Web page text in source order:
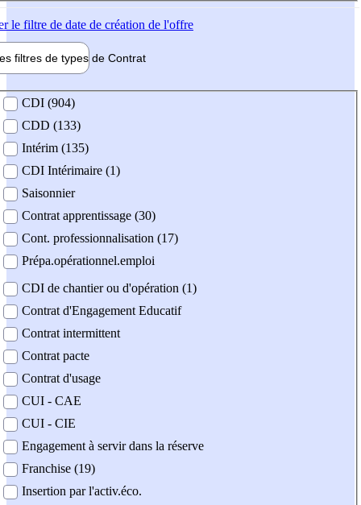
le filtre de date de création de l'offre
filtres de types de Contrat
contrat
CDI (904)
CDD (133)
Intérim (135)
CDI Intérimaire (1)
Saisonnier
Contrat apprentissage (30)
Cont. professionnalisation (17)
Prépa.opérationnel.emploi
CDI de chantier ou d'opération (1)
Contrat d'Engagement Educatif
Contrat intermittent
Contrat pacte
Contrat d'usage
CUI - CAE
CUI - CIE
Engagement à servir dans la réserve
Franchise (19)
Insertion par l'activ.éco.